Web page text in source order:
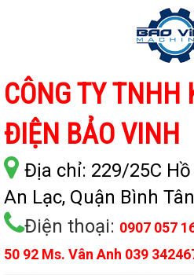
CÔNG TY TNHH
ĐIỆN BẢO VINH
Địa chỉ: 229/25C
An Lạc, Quận Bình
Điện thoại: 0907 057
50 92 Ms. Vân Anh 039